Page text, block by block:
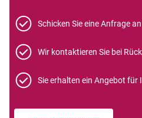
Schicken Sie eine Anfrage
Wir kontaktieren Sie bei
Sie erhalten ein Angebot für